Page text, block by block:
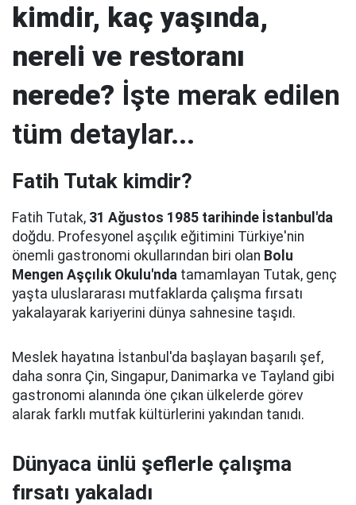
kimdir, kaç yaşında,
nereli ve restoranı
nerede? İşte merak edilen
tüm detaylar...
Fatih Tutak kimdir?
Fatih Tutak, 31 Ağustos 1985 tarihinde İstanbul'da
doğdu. Profesyonel aşçılık eğitimini Türkiye'nin
önemli gastronomi okullarından biri olan Bolu
Mengen Aşçılık Okulu'nda tamamlayan Tutak, genç
yaşta uluslararası mutfaklarda çalışma fırsatı
yakalayarak kariyerini dünya sahnesine taşıdı.
Meslek hayatına İstanbul'da başlayan başarılı şef,
daha sonra Çin, Singapur, Danimarka ve Tayland gibi
gastronomi alanında öne çıkan ülkelerde görev
alarak farklı mutfak kültürlerini yakından tanıdı.
Dünyaca ünlü şeflerle çalışma
fırsatı yakaladı